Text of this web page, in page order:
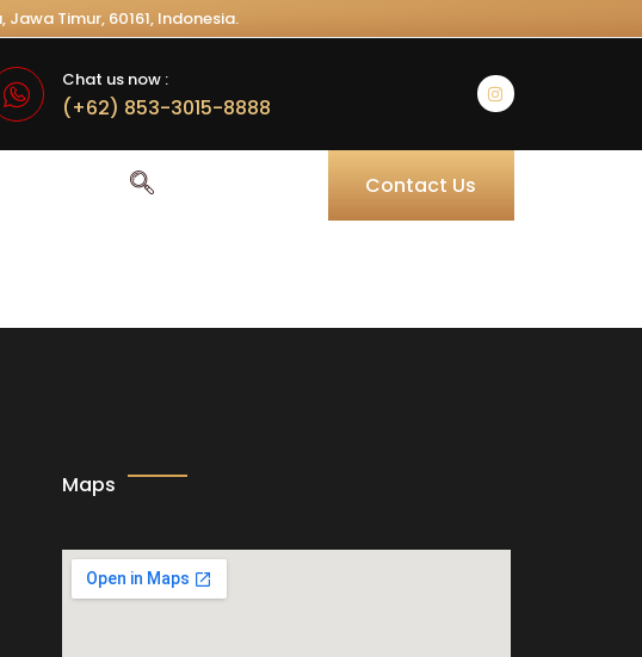
Timur, 60161, Indonesia.
Chat us now :
(+62) 853-3015-8888
Contact Us
Maps